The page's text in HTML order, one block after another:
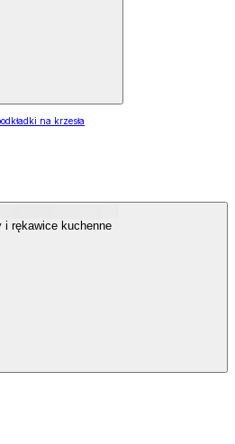
na krzesła
i rękawice kuchenne